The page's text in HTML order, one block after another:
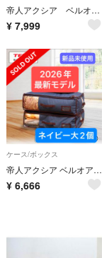
帝人アクシア ベルオアシス 収納ケース プレミアム 大2個 小1個 ネイビー
¥ 7,999
ケース/ボックス
帝人アクシア ベルオアシス 収納ケース プレミアム 大2個 ネイビー
¥ 6,666